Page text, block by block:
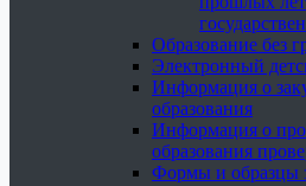
Образование без
Электронный
Информация о
образования
Информация о
образования
Формы и образцы